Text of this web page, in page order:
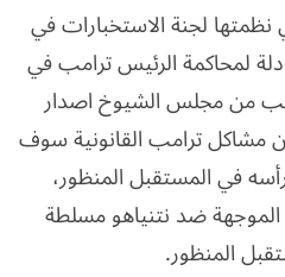
نظمتها لجنة الاستخبارات في
لمحاكمة الرئيس ترامب في
من مجلس الشيوخ اصدار
مشاكل ترامب القانونية سوف
في المستقبل المنظور،
الموجهة ضد نتنياهو مسلطة
المنظور.